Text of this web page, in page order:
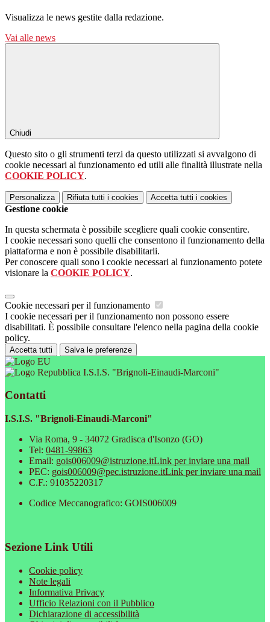
Visualizza le news gestite dalla redazione.
Vai alle news
Chiudi
Questo sito o gli strumenti terzi da questo utilizzati si avvalgono di
cookie necessari al funzionamento ed utili alle finalità illustrate nella
COOKIE POLICY.
Personalizza Rifiuta tutti i cookies Accetta tutti i cookies
Gestione cookie
In questa schermata è possibile scegliere quali cookie consentire.
I cookie necessari sono quelli che consentono il funzionamento della
piattaforma e non è possibile disabilitarli.
Per conoscere quali sono i cookie necessari al funzionamento potete
visionare la COOKIE POLICY.
Cookie necessari per il funzionamento
I cookie necessari per il funzionamento non possono essere
disabilitati. È possibile consultare l'elenco nella pagina della cookie
policy.
Accetta tutti Salva le preferenze
I.S.I.S. "Brignoli-Einaudi-Marconi"
Contatti
I.S.I.S. "Brignoli-Einaudi-Marconi"
Via Roma, 9 - 34072 Gradisca d'Isonzo (GO)
Tel: 0481-99863
Email: gois006009@istruzione.itLink per inviare una mail
PEC: gois006009@pec.istruzione.itLink per inviare una mail
C.F.: 91035220317
Codice Meccanografico: GOIS006009
Sezione Link Utili
Cookie policy
Note legali
Informativa Privacy
Ufficio Relazioni con il Pubblico
Dichiarazione di accessibilità